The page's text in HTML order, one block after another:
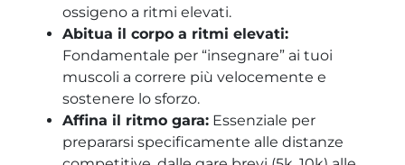
ossigeno a ritmi elevati.
Abitua il corpo a ritmi elevati:
Fondamentale per “insegnare” ai tuoi
muscoli a correre più velocemente e
sostenere lo sforzo.
Affina il ritmo gara: Essenziale per
prepararsi specificamente alle distanze